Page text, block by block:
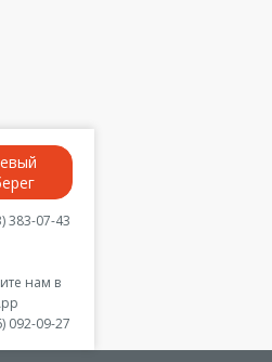
383-07-43
нам в
092-09-27